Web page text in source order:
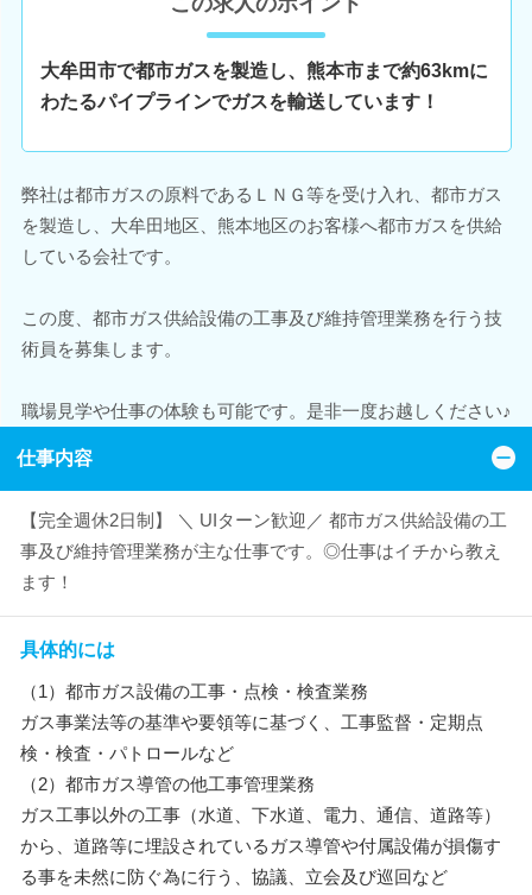
大牟田市で都市ガスを製造し、熊本市まで約63kmに
わたるパイプラインでガスを輸送しています！
弊社は都市ガスの原料であるＬＮＧ等を受け入れ、都市ガス
を製造し、大牟田地区、熊本地区のお客様へ都市ガスを供給
している会社です。
この度、都市ガス供給設備の工事及び維持管理業務を行う技
術員を募集します。
職場見学や仕事の体験も可能です。是非一度お越しください♪
仕事内容
【完全週休2日制】 ＼ UIターン歓迎／ 都市ガス供給設備の工
事及び維持管理業務が主な仕事です。◎仕事はイチから教え
ます！
具体的には
（1）都市ガス設備の工事・点検・検査業務
ガス事業法等の基準や要領等に基づく、工事監督・定期点
検・検査・パトロールなど
（2）都市ガス導管の他工事管理業務
ガス工事以外の工事（水道、下水道、電力、通信、道路等）
から、道路等に埋設されているガス導管や付属設備が損傷す
る事を未然に防ぐ為に行う、協議、立会及び巡回など